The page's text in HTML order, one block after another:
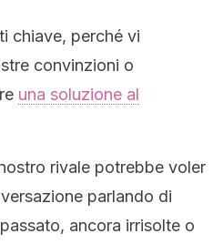
chiave, perché vi
convinzioni o
una soluzione al
rivale potrebbe voler
parlando di
ancora irrisolte o